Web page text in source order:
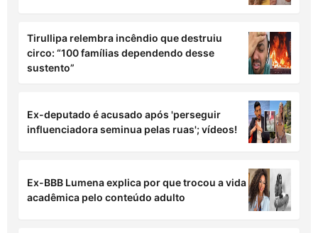
Tirullipa relembra incêndio que destruiu
circo: “100 famílias dependendo desse
sustento”
Ex-deputado é acusado após 'perseguir
influenciadora seminua pelas ruas'; vídeos!
Ex-BBB Lumena explica por que trocou a vida
acadêmica pelo conteúdo adulto